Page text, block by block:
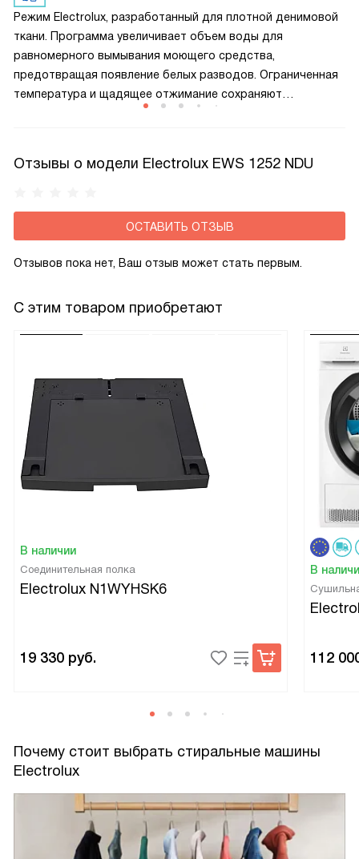
результата.
Режим Electrolux, разработанный для плотной денимовой
ткани. Программа увеличивает объем воды для
равномерного вымывания моющего средства,
предотвращая появление белых разводов. Ограниченная
температура и щадящее отжимание сохраняют
Отзывы о модели Electrolux EWS 1252 NDU
ОСТАВИТЬ ОТЗЫВ
Отзывов пока нет, Ваш отзыв может стать первым.
С этим товаром приобретают
В наличии
Соединительная полка
Electrolux N1WYHSK6
19 330 руб.
В
112
Почему стоит выбрать стиральные машины
Electrolux